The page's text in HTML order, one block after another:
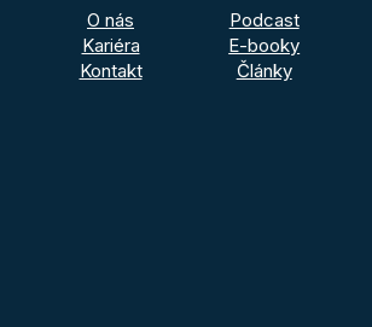
O nás
Kariéra
Kontakt
Podcast
E-booky
Články